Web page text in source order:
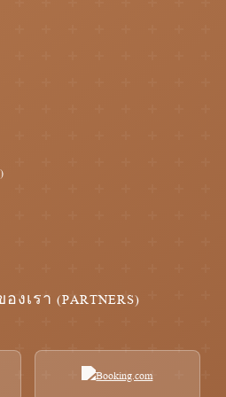
เรา (PARTNERS)